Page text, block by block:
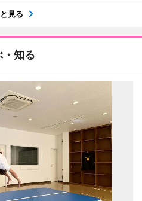
見る
・知る